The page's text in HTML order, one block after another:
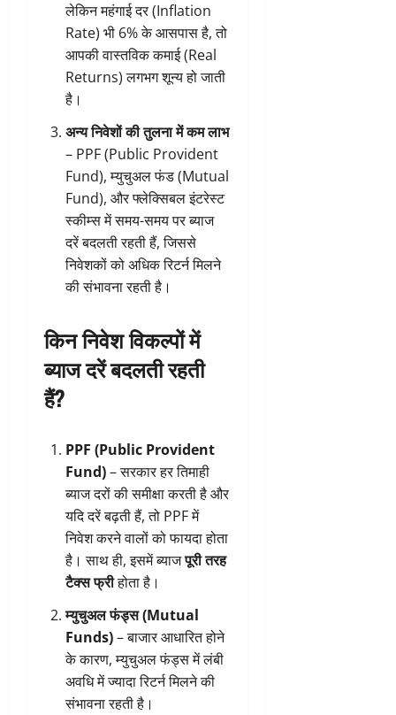
लेकिन महंगाई दर (Inflation
Rate) भी 6% के आसपास है, तो
आपकी वास्तविक कमाई (Real
Returns) लगभग शून्य हो जाती
है।
अन्य निवेशों की तुलना में कम लाभ
– PPF (Public Provident
Fund), म्युचुअल फंड (Mutual
Fund), और फ्लेक्सिबल इंटरेस्ट
स्कीम्स में समय-समय पर ब्याज
दरें बदलती रहती हैं, जिससे
निवेशकों को अधिक रिटर्न मिलने
की संभावना रहती है।
किन निवेश विकल्पों में
ब्याज दरें बदलती रहती
हैं?
PPF (Public Provident
Fund)– सरकार हर तिमाही
ब्याज दरों की समीक्षा करती है और
यदि दरें बढ़ती हैं, तो PPF में
निवेश करने वालों को फायदा होता
है। साथ ही, इसमें ब्याजपूरी तरह
टैक्स फ्रीहोता है।
म्युचुअल फंड्स (Mutual
Funds)– बाजार आधारित होने
के कारण, म्युचुअल फंड्स में लंबी
अवधि में ज्यादा रिटर्न मिलने की
संभावना रहती है।